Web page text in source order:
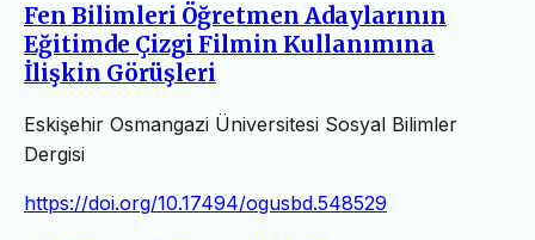
Fen Bilimleri Öğretmen Adaylarının
Eğitimde Çizgi Filmin Kullanımına
İlişkin Görüşleri
Eskişehir Osmangazi Üniversitesi Sosyal Bilimler
Dergisi
https://doi.org/10.17494/ogusbd.548529